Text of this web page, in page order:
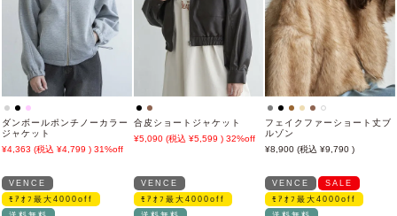
ダンボールポンチノーカラー
ジャケット
4,363
4,799 31%off
合皮ショートジャケット
5,090
5,599 32%off
フェイクファーショート丈ブ
ルゾン
8,900
9,790
VENCE
ﾓｱｵﾌ最大4000off
VENCE
ﾓｱｵﾌ最大4000off
VENCE
SALE
ﾓｱｵﾌ最大4000off